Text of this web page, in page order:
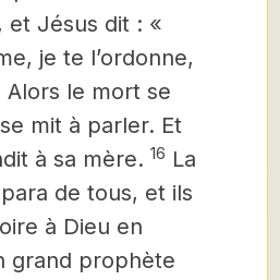
et Jésus dit : «
je te l’ordonne,
Alors le mort se
mit à parler. Et
à sa mère. 16 La
de tous, et ils
à Dieu en
grand prophète